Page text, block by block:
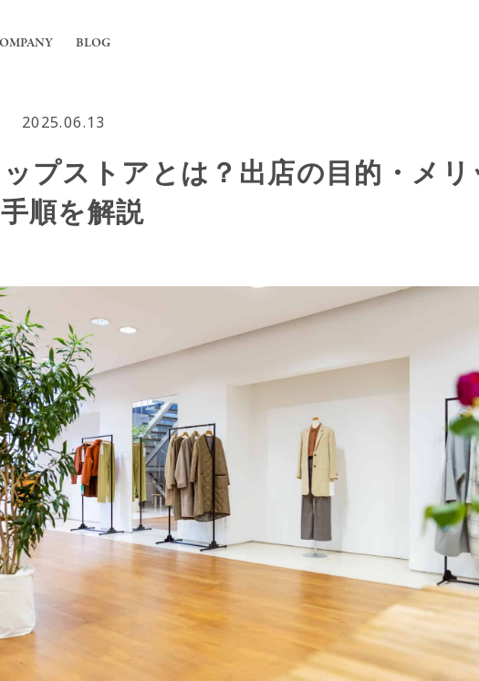
内装工事
内装工事
アコンの入れ替えや新規設置工事
強み
BLOG
2025.06.13
プストアとは？出店の目的・メリ
順を解説